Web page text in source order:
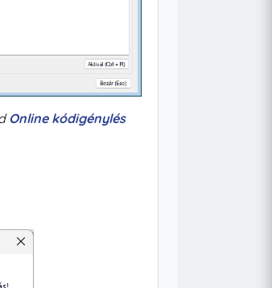
Online kódigénylés